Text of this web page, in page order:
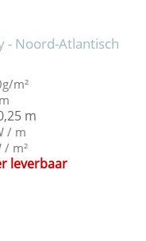
- Noord-Atlantisch
m²
m
/ m
/ m²
leverbaar